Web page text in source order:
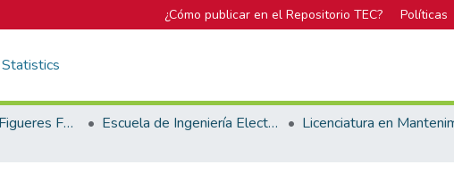
¿Cómo publicar en el Repositorio TEC? Políticas
Statistics
Biblioteca José Figueres Ferrer Escuela de Ingeniería Electromecánica